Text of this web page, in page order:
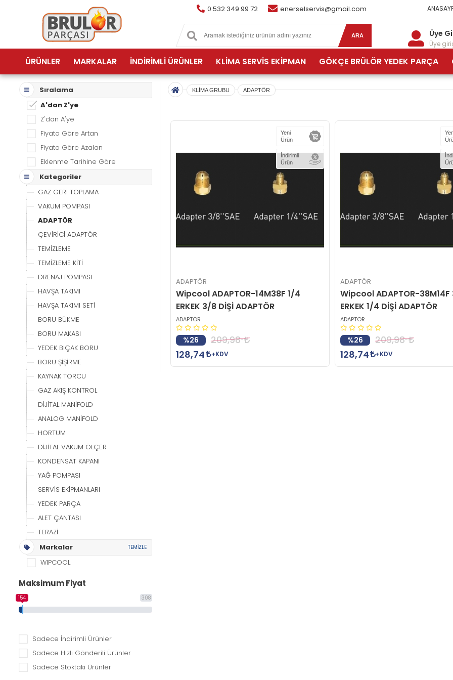
0 532 349 99 72 enerselservis@gmail.com
ARA Üye
Üye
ÜRÜNLER MARKALAR İNDİRİMLİ ÜRÜNLER KLİMA SERVİS EKİPMAN GÖKÇE BRÜLÖR YEDEK PARÇA
Sıralama
A'dan Z'ye
Z'dan A'ye
Fiyata Göre Artan
Fiyata Göre Azalan
Eklenme Tarihine Göre
Kategoriler
GAZ GERİ TOPLAMA
VAKUM POMPASI
ADAPTÖR
ÇEVİRİCİ ADAPTÖR
TEMİZLEME
TEMİZLEME KİTİ
DRENAJ POMPASI
HAVŞA TAKIMI
HAVŞA TAKIMI SETİ
BORU BÜKME
BORU MAKASI
YEDEK BIÇAK BORU
BORU ŞİŞİRME
KAYNAK TORCU
GAZ AKIŞ KONTROL
DİJİTAL MANİFOLD
ANALOG MANİFOLD
HORTUM
DİJİTAL VAKUM ÖLÇER
KONDENSAT KAPANI
YAĞ POMPASI
SERVİS EKİPMANLARI
YEDEK PARÇA
ALET ÇANTASI
TERAZİ
Markalar
TEMİZLE
WIPCOOL
Maksimum Fiyat
308
154
Sadece İndirimli Ürünler
Sadece Hızlı Gönderili Ürünler
Sadece Stoktaki Ürünler
KLİMA GRUBU ADAPTÖR
Yeni
Ürün
İndirimli
Ürün
ADAPTÖR
Wipcool ADAPTOR-14M38F 1/4
ERKEK 3/8 DİŞİ ADAPTÖR
ADAPTÖR
%26
209,98
128,74
+KDV
ADAPTÖR
Wipcool ADAPTOR-
ERKEK 1/4 DİŞİ ADAPTÖR
ADAPTÖR
%26
209,98
128,74
+KDV